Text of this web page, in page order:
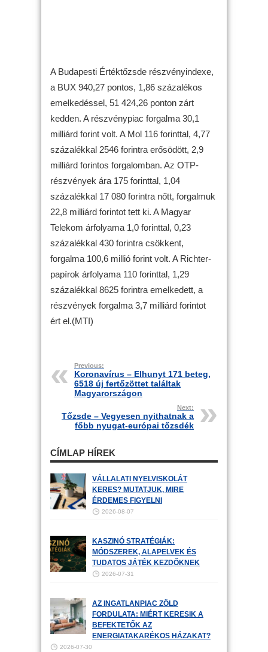
A Budapesti Értéktőzsde részvényindexe,
a BUX 940,27 pontos, 1,86 százalékos
emelkedéssel, 51 424,26 ponton zárt
kedden. A részvénypiac forgalma 30,1
milliárd forint volt. A Mol 116 forinttal, 4,77
százalékkal 2546 forintra erősödött, 2,9
milliárd forintos forgalomban. Az OTP-
részvények ára 175 forinttal, 1,04
százalékkal 17 080 forintra nőtt, forgalmuk
22,8 milliárd forintot tett ki. A Magyar
Telekom árfolyama 1,0 forinttal, 0,23
százalékkal 430 forintra csökkent,
forgalma 100,6 millió forint volt. A Richter-
papírok árfolyama 110 forinttal, 1,29
százalékkal 8625 forintra emelkedett, a
részvények forgalma 3,7 milliárd forintot
ért el.(MTI)
Previous:
Koronavírus – Elhunyt 171 beteg,
6518 új fertőzöttet találtak
Magyarországon
Next:
Tőzsde – Vegyesen nyithatnak a
főbb nyugat-európai tőzsdék
CÍMLAP HÍREK
VÁLLALATI NYELVISKOLÁT
KERES? MUTATJUK, MIRE
ÉRDEMES FIGYELNI
2026-08-07
KASZINÓ STRATÉGIÁK:
MÓDSZEREK, ALAPELVEK ÉS
TUDATOS JÁTÉK KEZDŐKNEK
2026-07-31
AZ INGATLANPIAC ZÖLD
FORDULATA: MIÉRT KERESIK A
BEFEKTETŐK AZ
ENERGIATAKARÉKOS HÁZAKAT?
2026-07-30